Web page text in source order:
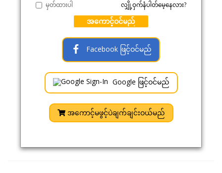
မှတ်ထားပါ လျှို့ဝှက်နံပါတ်မေ့နေလား?
အကောင့်ဝင်မည်
Facebook ဖြင့်ဝင်မည်
Google ဖြင့်ဝင်မည်
အကောင့်မဖွင့်ပဲချက်ချင်းဝယ်မည်